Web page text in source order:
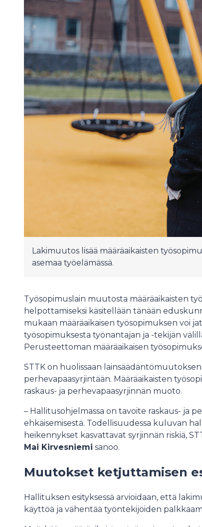
Lakimuutos lisää määräaikaisten
asemaa työelämässä.
Työsopimuslain muutosta määräaikaisten
helpottamiseksi käsitellään tänään
mukaan määräaikaisen työsopimuksen voi
työsopimuksesta työnantajan ja -tekijän
Perusteettoman määräaikaisen
STTK on huolissaan
perhevapaasyrjintään. Määräaikaisten
raskaus- ja perhevapaasyrjinnän muoto.
– Hallitusohjelmassa on tavoite raskaus- ja
ehkäisemisestä. Todellisuudessa kuluvan
heikennykset kasvattavat syrjinnän riskiä,
Mai Kirvesniemi sanoo.
Muutokset ketjuttamisen
Hallituksen esityksessä arvioidaan, että
käyttöä ja vähentää työntekijöiden